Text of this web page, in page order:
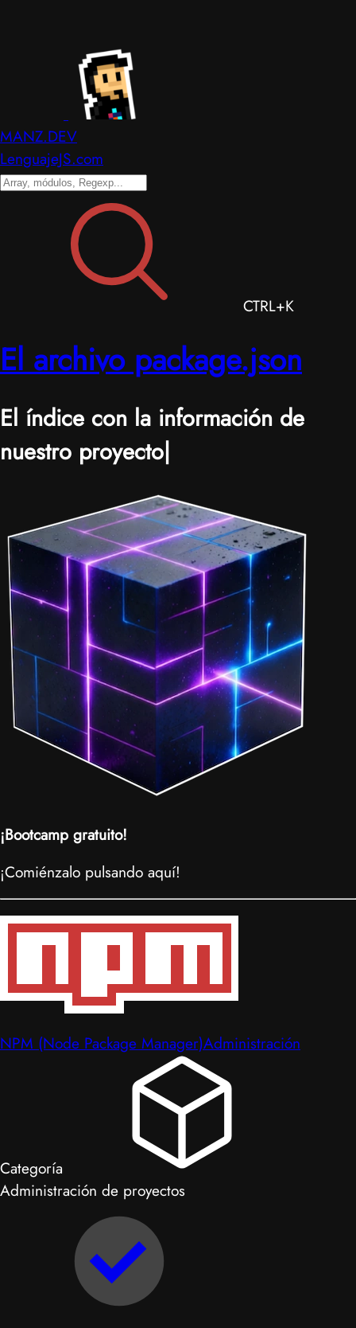
MANZ.DEV
LenguajeJS.com
CTRL+K
El archivo package.json
El índice con la información de
nuestro proyecto|
¡Bootcamp gratuito!
¡Comiénzalo pulsando aquí!
NPM (Node Package Manager)Administración
Categoría
Administración de proyectos